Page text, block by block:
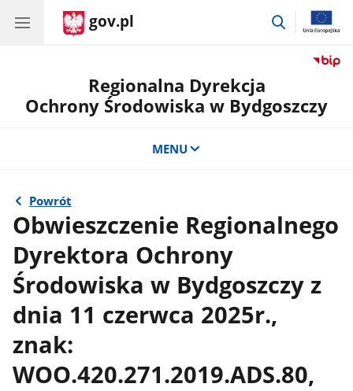
gov.pl
przejdź
Regionalna Dyrekcja
Ochrony Środowiska w Bydgoszczy
MENU
Powrót
Obwieszczenie Regionalnego
Dyrektora Ochrony
Środowiska w Bydgoszczy z
dnia 11 czerwca 2025r.,
znak:
WOO.420.271.2019.ADS.80,